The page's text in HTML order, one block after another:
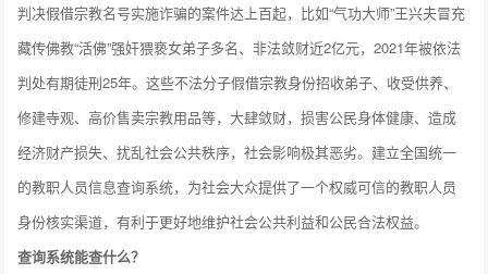
判决假借宗教名号实施诈骗的案件达上百起，比如“气功大师”王兴夫冒充
藏传佛教“活佛”强奸猥亵女弟子多名、非法敛财近2亿元，2021年被依法
判处有期徒刑25年。这些不法分子假借宗教身份招收弟子、收受供养、
修建寺观、高价售卖宗教用品等，大肆敛财，损害公民身体健康、造成
经济财产损失、扰乱社会公共秩序，社会影响极其恶劣。建立全国统一
的教职人员信息查询系统，为社会大众提供了一个权威可信的教职人员
身份核实渠道，有利于更好地维护社会公共利益和公民合法权益。
查询系统能查什么？